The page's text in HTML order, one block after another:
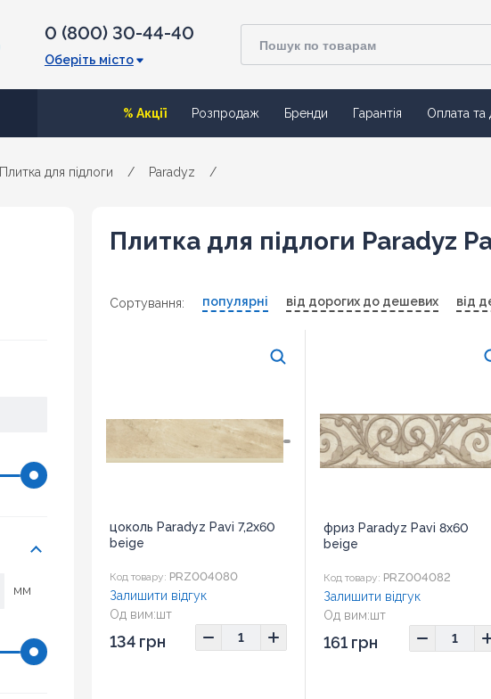
0 (800) 30-44-40
Оберіть місто
% Акції Розпродаж Бренди Гарантія Оплата та
Плитка для підлоги / Paradyz /
мм
Плитка для підлоги Paradyz
Сортування: популярні від дорогих до дешевих від
цоколь Paradyz Pavi 7,2x60
beige
Код товару: PRZ004080
Од вим:шт
Залишити відгук
134 грн
фриз Paradyz Pavi 8x60
beige
Код товару: PRZ004082
Од вим:шт
Залишити відгук
161 грн